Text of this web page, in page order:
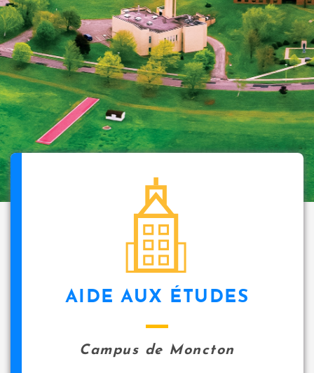
AIDE AUX ÉTUDES
Campus de Moncton